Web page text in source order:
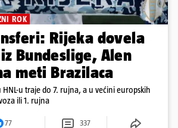
ROK
Rijeka dovela
Bundeslige, Alen
meti Brazilaca
u traje do 7. rujna, a u većini europskih
ili 1. rujna
77 337